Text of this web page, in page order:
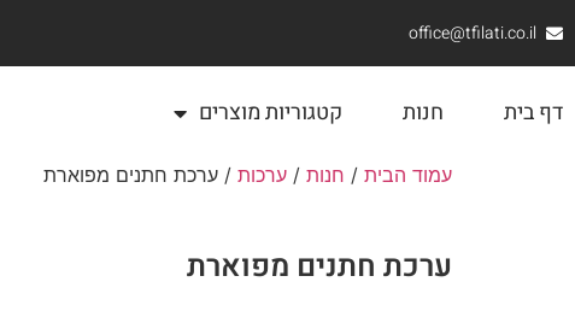
office@tfilati.co.il
דף בית חנות קטגוריות מוצרים
עמוד הבית / חנות / ערכות / ערכת חתנים מפוארת
ערכת חתנים מפוארת